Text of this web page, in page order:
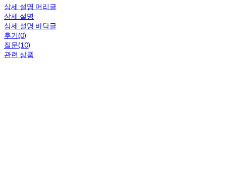
상세 설명 머리글
상세 설명
상세 설명 바닥글
후기(0)
질문(10)
관련 상품